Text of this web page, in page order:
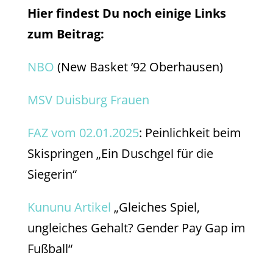
Hier findest Du noch einige Links
zum Beitrag:
NBO (New Basket ’92 Oberhausen)
MSV Duisburg Frauen
FAZ vom 02.01.2025: Peinlichkeit beim
Skispringen „Ein Duschgel für die
Siegerin“
Kununu Artikel „Gleiches Spiel,
ungleiches Gehalt? Gender Pay Gap im
Fußball“